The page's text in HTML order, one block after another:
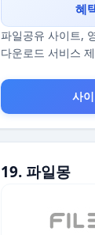
혜
파일공유 사이트,
다운로드 서비스
사
19. 파일몽